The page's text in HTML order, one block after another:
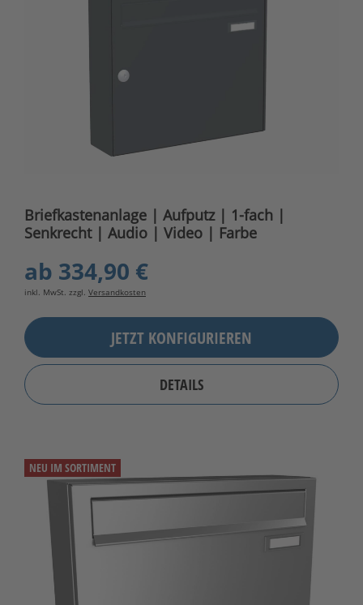
Briefkastenanlage | Aufputz | 1-fach |
Senkrecht | Audio | Video | Farbe
ab 334,90 €
inkl. MwSt. zzgl. Versandkosten
JETZT KONFIGURIEREN
DETAILS
NEU IM SORTIMENT